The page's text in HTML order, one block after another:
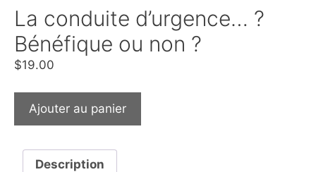
La conduite d’urgence… ?
Bénéfique ou non ?
$19.00
Ajouter au panier
Description